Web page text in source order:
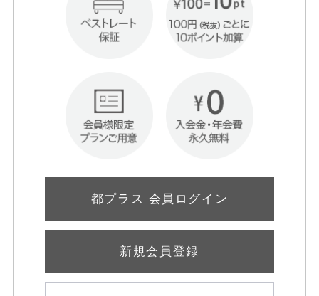
都プラス 会員ログイン
新規会員登録